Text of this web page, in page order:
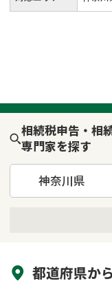
相続税申告・相
専門家を探す
神奈川県
初回相談無料
都道府県から